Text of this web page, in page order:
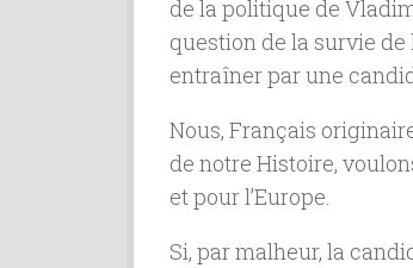
de la politique de
question de la survie de
entraîner par une
Nous, Français
de notre Histoire,
et pour l’Europe.
Si, par malheur, la